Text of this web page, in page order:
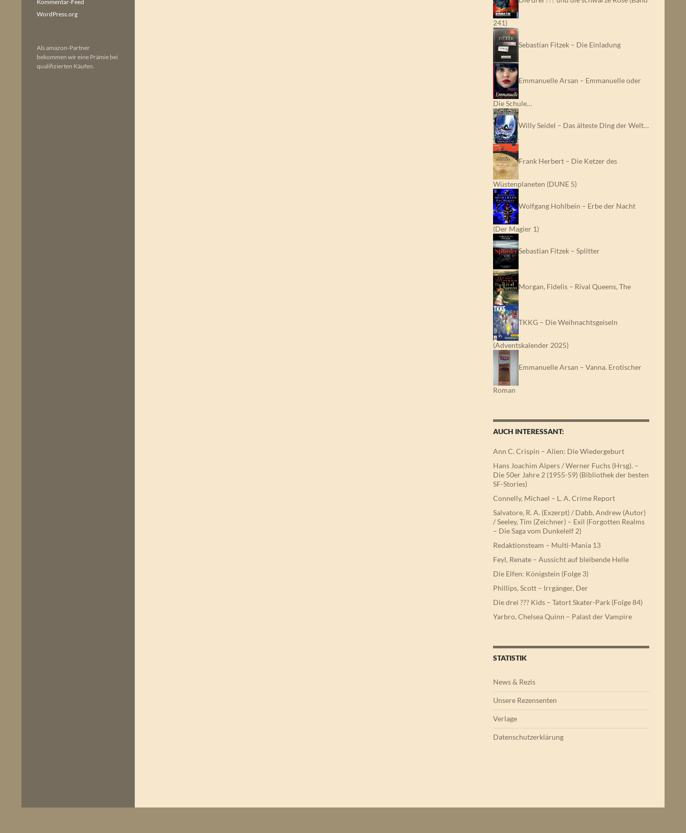
241)
Sebastian Fitzek – Die Einladung
Emmanuelle Arsan – Emmanuelle oder
Die Schule…
Willy Seidel – Das älteste Ding der Welt…
Frank Herbert – Die Ketzer des
Wüstenplaneten (DUNE 5)
Wolfgang Hohlbein – Erbe der Nacht
(Der Magier 1)
Sebastian Fitzek – Splitter
Morgan, Fidelis – Rival Queens, The
TKKG – Die Weihnachtsgeiseln
(Adventskalender 2025)
Emmanuelle Arsan – Vanna. Erotischer
Roman
AUCH INTERESSANT:
Ann C. Crispin – Alien: Die Wiedergeburt
Hans Joachim Alpers / Werner Fuchs (Hrsg). –
Die 50er Jahre 2 (1955-59) (Bibliothek der besten
SF-Stories)
Connelly, Michael – L. A. Crime Report
Salvatore, R. A. (Exzerpt) / Dabb, Andrew (Autor)
/ Seeley, Tim (Zeichner) – Exil (Forgotten Realms
– Die Saga vom Dunkelelf 2)
Redaktionsteam – Multi-Mania 13
Feyl, Renate – Aussicht auf bleibende Helle
Die Elfen: Königstein (Folge 3)
Phillips, Scott – Irrgänger, Der
Die drei ??? Kids – Tatort Skater-Park (Folge 84)
Yarbro, Chelsea Quinn – Palast der Vampire
STATISTIK
News & Rezis
Unsere Rezensenten
Verlage
Datenschutzerklärung
Kommentar-Feed
WordPress.org
Als amazon-Partner
bekommen wir eine Prämie bei
qualifizierten Käufen.